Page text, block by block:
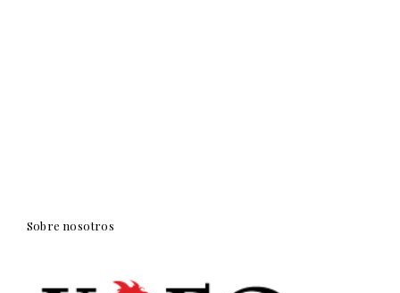
Sobre nosotros